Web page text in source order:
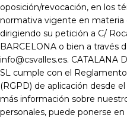
oposición/revocación, en los
normativa vigente en materia
dirigiendo su petición a C/
BARCELONA o bien a través
info@csvalles.es. CATALANA
SL cumple con el
(RGPD) de aplicación desde
más información sobre
personales, puede ponerse